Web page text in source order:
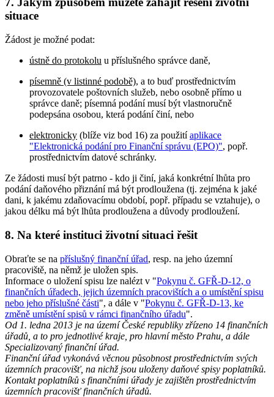
situace
Žádost je možné podat:
ústně do protokolu u příslušného správce daně,
písemně (v listinné podobě), a to buď prostřednictvím
provozovatele poštovních služeb, nebo osobně přímo u
správce daně; písemná podání musí být vlastnoručně
podepsána osobou, která podání činí, nebo
elektronicky (blíže viz bod 16) za použitíaplikace
"Elektronická podání pro Finanční správu (EPO)", popř.
prostřednictvím datové schránky.
Ze žádosti musí být patrno - kdo ji činí, jaká konkrétní lhůta pro
podání daňového přiznání má být prodloužena (tj. zejména k jaké
dani, k jakému zdaňovacímu období, popř. případu se vztahuje), o
jakou délku má být lhůta prodloužena a důvody prodloužení.
8. Na které instituci životní situaci řešit
Obraťte se na příslušný finanční úřad, resp. na jeho územní
pracoviště, na němž je uložen spis.
Informace o uložení spisu lze nalézt v "Pokynu č. GFŘ-D-12, o
finančních úřadech, jejich územních pracovištích a o umístění spisu
nebo jeho příslušné části", a dále v "Pokynu č. GFŘ-D-13, ke
změně umístění spisů v rámci finančního úřadu".
Od 1. ledna 2013 je na území České republiky zřízeno 14 finančních
úřadů, a to pro jednotlivé kraje, pro hlavní město Prahu, a dále
Specializovaný finanční úřad.
Finanční úřad vykonává věcnou působnost prostřednictvím svých
územních pracovišť, na nichž jsou uloženy daňové spisy poplatníků.
Kontakt poplatníků s finančními úřady je zajištěn prostřednictvím
územních pracovišť finančních úřadů.